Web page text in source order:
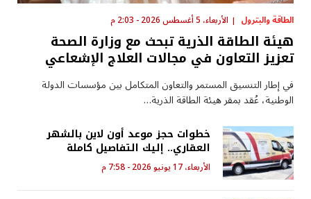
الطاقة والبترول الأربعاء، 5 أغسطس 2026 - 2:03 م
هيئة الطاقة الذرية تبحث مع وزارة الصحة
تعزيز التعاون في مجالات العلاج الإشعاعي
في إطار التنسيق المستمر والتعاون المتكامل بين مؤسسات الدولة
الوطنية، عُقد بمقر هيئة الطاقة الذرية…
خطوات حجز موعد أون لاين بالشهر
العقاري.. إليك التفاصيل كاملة
الأربعاء، 17 يونيو 2026 - 7:58 م